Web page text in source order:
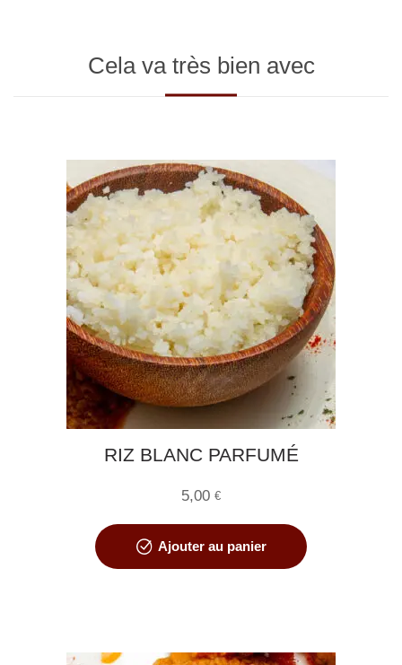
Cela va très bien avec
RIZ BLANC PARFUMÉ
5,00 €
Ajouter au panier